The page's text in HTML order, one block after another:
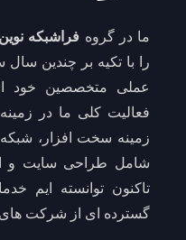
ما در گروه فراشبکه نوین
را با تکیه بر چندین
فعالیت کلی ما در
زمینه سخت افزار،
شامل طراحی سایت و
تاکنون توانسته ایم
گسترده ای از شرکت های